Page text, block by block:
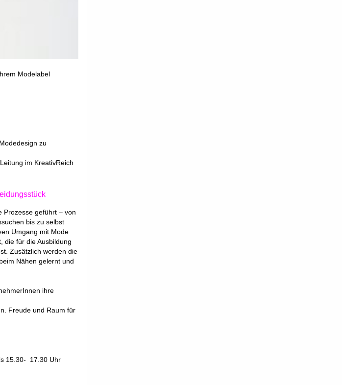
Modelabel
zu
im KreativReich
Prozesse geführt – von
bis zu selbst
Umgang mit Mode
die für die Ausbildung
Zusätzlich werden die
Nähen gelernt und
ihre
Freude und Raum für
15.30- 17.30 Uhr